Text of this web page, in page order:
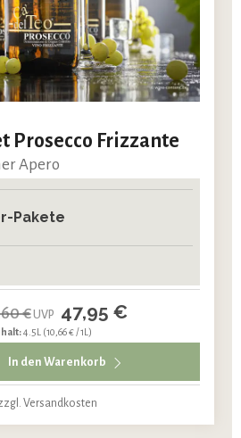
Prosecco Frizzante
Apero
Pakete
€UVP 47,95 €
4.5L (10,66 € / 1L)
In den Warenkorb
Versandkosten